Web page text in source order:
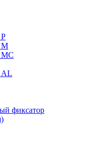
М
МC
AL
фиксатор